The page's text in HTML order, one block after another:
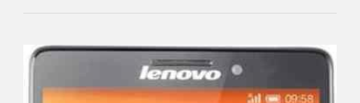
View
Prestigio